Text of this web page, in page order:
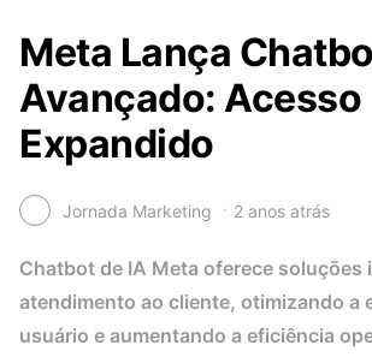
Meta Lança
Avançado: Acesso
Expandido
Jornada Marketing 2 anos atrás
Chatbot de IA Meta oferece soluções
atendimento ao cliente, otimizando a
usuário e aumentando a eficiência